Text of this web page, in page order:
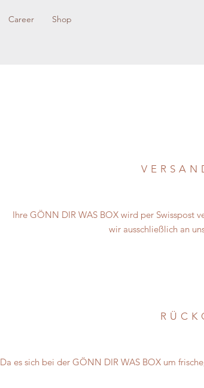
Career Shop
Ihre GÖNN DIR WAS BOX wird per Swisspost
wir ausschließlichan
Da es sich bei der GÖNN DIR WAS BOX um